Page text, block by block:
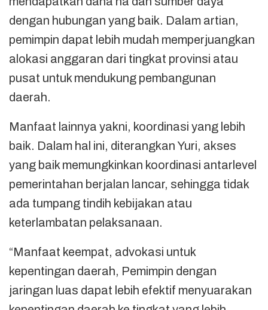
dengan hubungan yang baik. Dalam artian,
pemimpin dapat lebih mudah memperjuangkan
alokasi anggaran dari tingkat provinsi atau
pusat untuk mendukung pembangunan
daerah.
Manfaat lainnya yakni, koordinasi yang lebih
baik. Dalam hal ini, diterangkan Yuri, akses
yang baik memungkinkan koordinasi antarlevel
pemerintahan berjalan lancar, sehingga tidak
ada tumpang tindih kebijakan atau
keterlambatan pelaksanaan.
“Manfaat keempat, advokasi untuk
kepentingan daerah, Pemimpin dengan
jaringan luas dapat lebih efektif menyuarakan